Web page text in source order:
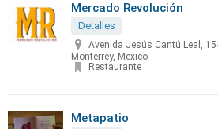
Mercado Revolución
Detalles
Avenida Jesús Cantú Leal,
Monterrey, Mexico
Restaurante
Metapatio